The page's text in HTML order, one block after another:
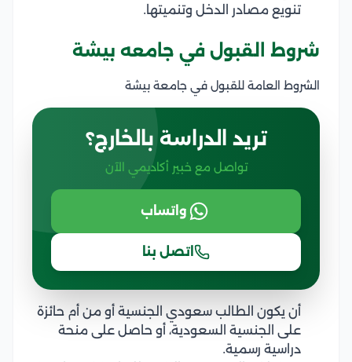
تنويع مصادر الدخل وتنميتها.
شروط القبول في جامعه بيشة
الشروط العامة للقبول في جامعة بيشة
تريد الدراسة بالخارج؟
تواصل مع خبير أكاديمي الآن
واتساب
اتصل بنا
أن يكون الطالب سعودي الجنسية أو من أم حائزة
على الجنسية السعودية، أو حاصل على منحة
دراسية رسمية.